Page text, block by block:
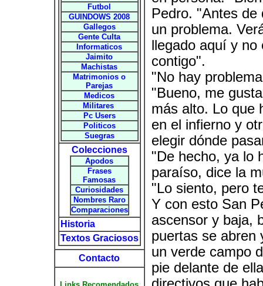
Futbol
GUINDOWS 2008
Gallegos
Gente Culta
Informaticos
Jaimito
Machistas
Matrimonios o
Parejas
Medicos
Militares
Pc Users
Politicos
Suegras
Colecciones
Apodos
Frases
Famosas
Curiosidades
Nombres Raro
Comparaciones
Historia
Textos Graciosos
Contacto
Pedro. "Antes de
un problema.
llegado aquí y no
contigo".
"No hay
"Bueno, me
más alto. Lo que
en el infierno y
elegir dónde
"De hecho, ya lo
paraíso, dice la
"Lo siento, pero
Y con esto San
ascensor y baja,
puertas se abren
un verde campo
pie delante de